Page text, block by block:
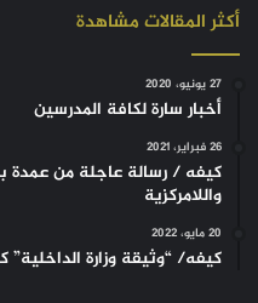
أكثر المقالات مشاهدة
27 يونيو، 2020
أخبار سارة لكافة المدرسين
26 فبراير، 2021
كيفه / رسالة عاجلة من عمدة
واللامركزية
20 مايو، 2022
كيفه/ “وثيقة وزارة